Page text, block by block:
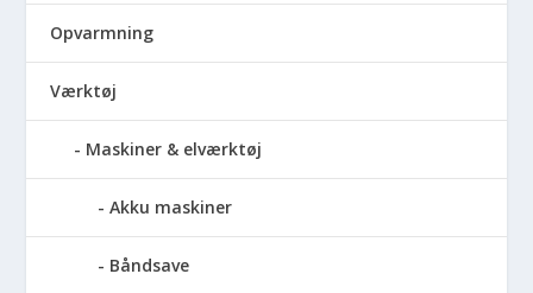
Opvarmning
Værktøj
Maskiner & elværktøj
Akku maskiner
Båndsave